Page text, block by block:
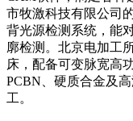
市牧激科技有限公司
背光源检测系统，能
廓检测。北京电加工
床，配备可变脉宽高
PCBN、硬质合金及
工。